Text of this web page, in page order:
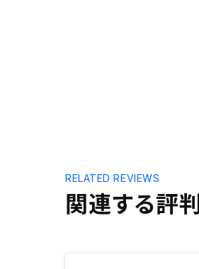
関連する評
RELATED REVIEWS